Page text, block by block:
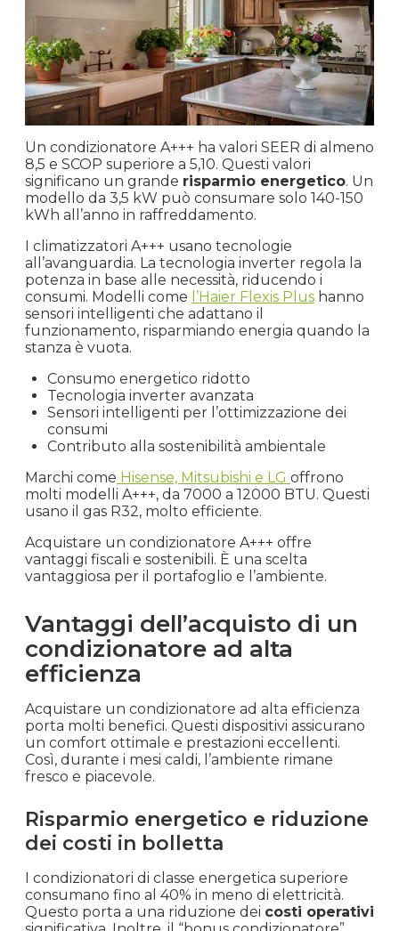
Un condizionatore A+++ ha valori SEER di almeno
8,5 e SCOP superiore a 5,10. Questi valori
significano un grande risparmio energetico. Un
modello da 3,5 kW può consumare solo 140-150
kWh all’anno in raffreddamento.
I climatizzatori A+++ usano tecnologie
all’avanguardia. La tecnologia inverter regola la
potenza in base alle necessità, riducendo i
consumi. Modelli come l’Haier Flexis Plus hanno
sensori intelligenti che adattano il
funzionamento, risparmiando energia quando la
stanza è vuota.
Consumo energetico ridotto
Tecnologia inverter avanzata
Sensori intelligenti per l’ottimizzazione dei
consumi
Contributo alla sostenibilità ambientale
Marchi come Hisense, Mitsubishi e LG offrono
molti modelli A+++, da 7000 a 12000 BTU. Questi
usano il gas R32, molto efficiente.
Acquistare un condizionatore A+++ offre
vantaggi fiscali e sostenibili. È una scelta
vantaggiosa per il portafoglio e l’ambiente.
Vantaggi dell’acquisto di un
condizionatore ad alta
efficienza
Acquistare un condizionatore ad alta efficienza
porta molti benefici. Questi dispositivi assicurano
un comfort ottimale e prestazioni eccellenti.
Così, durante i mesi caldi, l’ambiente rimane
fresco e piacevole.
Risparmio energetico e riduzione
dei costi in bolletta
I condizionatori di classe energetica superiore
consumano fino al 40% in meno di elettricità.
Questo porta a una riduzione dei costi operativi